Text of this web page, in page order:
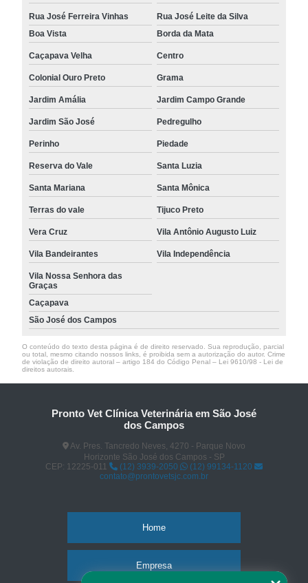
Rua José Ferreira Vinhas
Rua José Leite da Silva
Boa Vista
Borda da Mata
Caçapava Velha Centro
Colonial Ouro Preto Grama
Jardim Amália Jardim Campo Grande
Jardim São José Pedregulho
Perinho Piedade
Reserva do Vale Santa Luzia
Santa Mariana Santa Mônica
Terras do vale Tijuco Preto
Vera Cruz Vila Antônio Augusto Luiz
Vila Bandeirantes Vila Independência
Vila Nossa Senhora das
Graças
Caçapava
São José dos Campos
O conteúdo do texto desta página é de direito reservado. Sua reprodução, parcial
ou total, mesmo citando nossos links, é proibida sem a autorização do autor. Crime
de violação de direito autoral – artigo 184 do Código Penal – Lei 9610/98 - Lei de
direitos autorais
Pronto Vet Clínica Veterinária em São José
dos Campos
Av. Pres. Tancredo Neves, 4270 - Parque Novo
Horizonte São José dos Campos - SP
CEP: 12225-011
(12) 3939-2050
(12) 99134-1120
contato@prontovetsjc.com.br
Home
Empresa